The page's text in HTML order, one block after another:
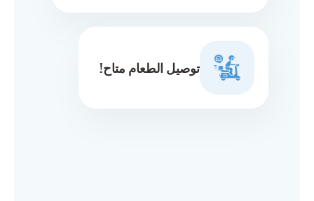
توصيل الطعام متاح!